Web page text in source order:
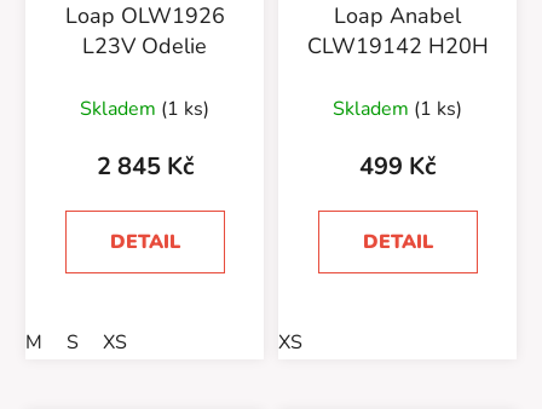
Loap OLW1926
L23V Odelie
Skladem (1 ks)
2 845 Kč
DETAIL
M S XS
Loap Anabel
CLW19142 H20H
Skladem (1 ks)
499 Kč
DETAIL
XS